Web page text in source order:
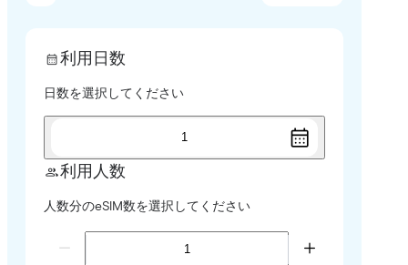
利用日数
日数を選択してください
1
利用人数
人数分のeSIM数を選択してください